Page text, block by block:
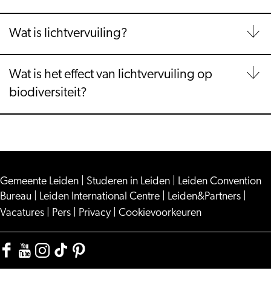
Wat is lichtvervuiling?
Wat is het effect van lichtvervuiling op
biodiversiteit?
Gemeente Leiden Studeren in Leiden
Leiden Convention
Bureau
Leiden International Centre Leiden&Partners
Vacatures
Pers Privacy Cookievoorkeuren
Facebook
YouTube
Instagram
TikTokPinterest